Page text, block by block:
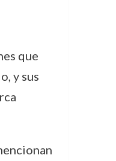
que
y sus